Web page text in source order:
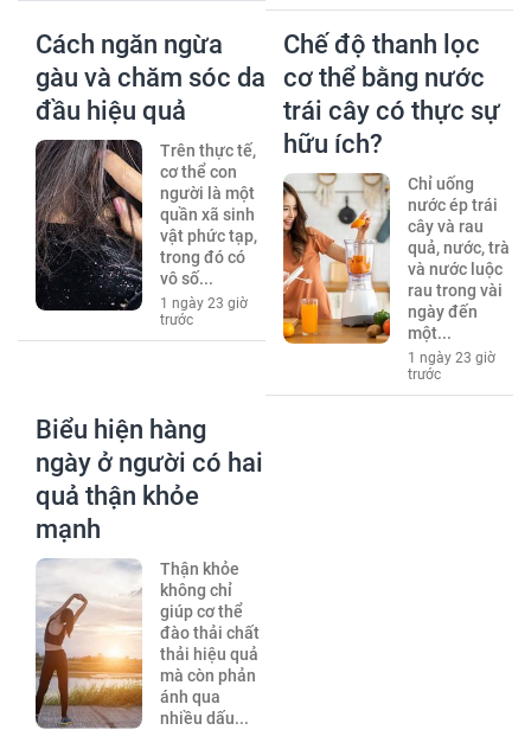
Cách ngăn ngừa
gàu và chăm sóc da
đầu hiệu quả
Trên thực tế,
cơ thể con
người là một
quần xã sinh
vật phức tạp,
trong đó có
vô số...
1 ngày 23 giờ
trước
Chế độ thanh lọc
cơ thể bằng nước
trái cây có thực sự
hữu ích?
Chỉ uống
nước ép trái
cây và rau
quả, nước, trà
và nước luộc
rau trong vài
ngày đến
một...
1 ngày 23 giờ
trước
Biểu hiện hàng
ngày ở người có hai
quả thận khỏe
mạnh
Thận khỏe
không chỉ
giúp cơ thể
đào thải chất
thải hiệu quả
mà còn phản
ánh qua
nhiều dấu...